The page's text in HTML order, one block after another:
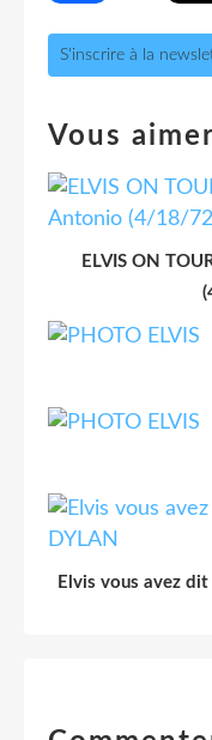
S'inscrire à la
Vous
ELVIS ON
Elvis vous avez